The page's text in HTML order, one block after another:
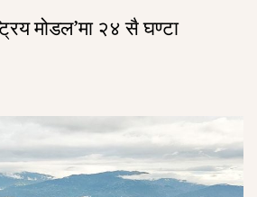
मोडल’मा २४ सै घण्टा